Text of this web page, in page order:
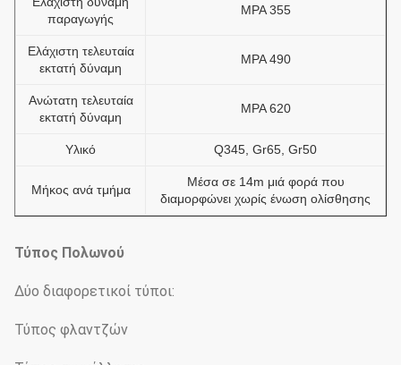
παραγωγής
MPA 355
Ελάχιστη τελευταία
εκτατή δύναμη
MPA 490
Ανώτατη τελευταία
εκτατή δύναμη
MPA 620
Υλικό Q345, Gr65, Gr50
Μήκος ανά τμήμα
Μέσα σε 14m μιά φορά που
διαμορφώνει χωρίς ένωση ολίσθησης
Τύπος Πολωνού
Δύο διαφορετικοί τύποι:
Τύπος φλαντζών